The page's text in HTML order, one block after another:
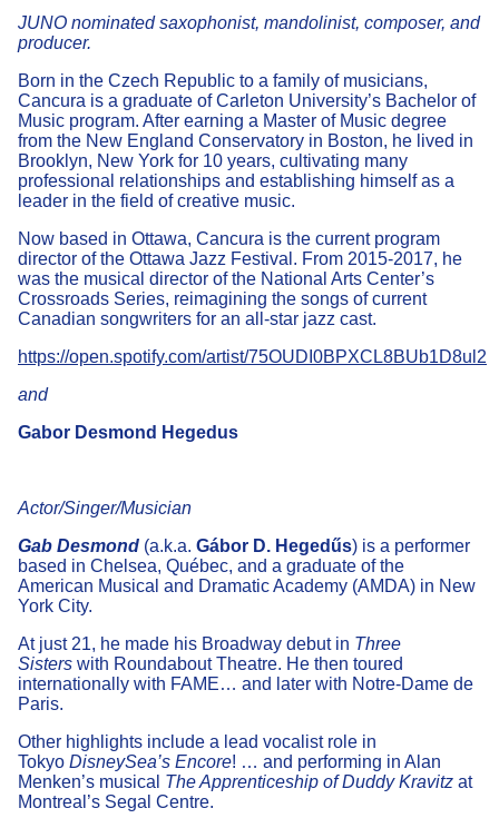
JUNO nominated saxophonist, mandolinist, composer, and
producer.
Born in the Czech Republic to a family of musicians,
Cancura is a graduate of Carleton University’s Bachelor of
Music program. After earning a Master of Music degree
from the New England Conservatory in Boston, he lived in
Brooklyn, New York for 10 years, cultivating many
professional relationships and establishing himself as a
leader in the field of creative music.
Now based in Ottawa, Cancura is the current program
director of the Ottawa Jazz Festival. From 2015-2017, he
was the musical director of the National Arts Center’s
Crossroads Series, reimagining the songs of current
Canadian songwriters for an all-star jazz cast.
https://open.spotify.com/artist/75OUDI0BPXCL8BUb1D8ul2
and
Gabor Desmond Hegedus
Actor/Singer/Musician
Gab Desmond (a.k.a. Gábor D. Hegedűs) is a performer
based in Chelsea, Québec, and a graduate of the
American Musical and Dramatic Academy (AMDA) in New
York City.
At just 21, he made his Broadway debut in Three
Sisters with Roundabout Theatre. He then toured
internationally with FAME… and later with Notre-Dame de
Paris.
Other highlights include a lead vocalist role in
Tokyo DisneySea’s Encore! … and performing in Alan
Menken’s musical The Apprenticeship of Duddy Kravitz at
Montreal’s Segal Centre.